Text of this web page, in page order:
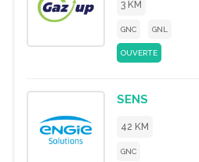
3 KM
GNC GNL
OUVERTE
SENS
42 KM
GNC